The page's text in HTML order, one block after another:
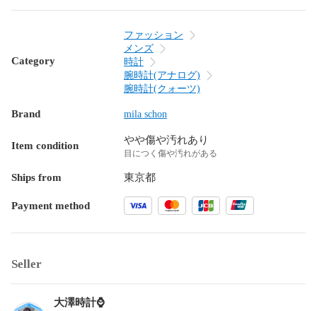
Category
ファッション
メンズ
時計
腕時計(アナログ)
腕時計(クォーツ)
Brand mila schon
Item condition やや傷や汚れあり
目につく傷や汚れがある
Ships from 東京都
Payment method
Seller
大澤時計⌚